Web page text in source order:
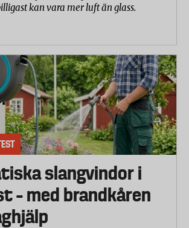
kan vara mer luft än glass.
slangvindor i
– med brandkåren